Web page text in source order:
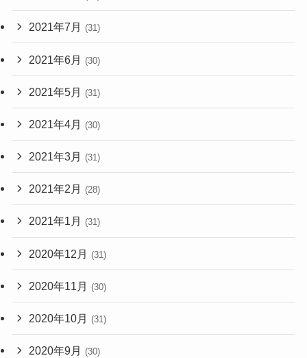
2021年7月 (31)
2021年6月 (30)
2021年5月 (31)
2021年4月 (30)
2021年3月 (31)
2021年2月 (28)
2021年1月 (31)
2020年12月 (31)
2020年11月 (30)
2020年10月 (31)
2020年9月 (30)